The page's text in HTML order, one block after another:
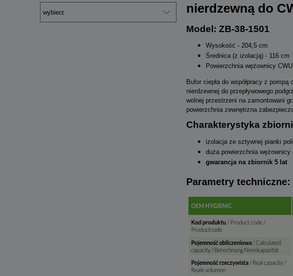
nierdzewną do
Model: ZB-38-1501
Wysokość - 204,5 cm
Średnica (z izolacją) - 116 cm
Powierzchnia wężownicy
Bufor ciepła do współpracy z
nierdzewnej do przepływowego
wolnej przestrzeni na zamontowani
powierzchnia zewnętrzna
Charakterystyka
izolacja ze sztywnej pianki
duża powierzchnia wężownicy
gwarancja na zbiornik 5 lat
Parametry techniczne: